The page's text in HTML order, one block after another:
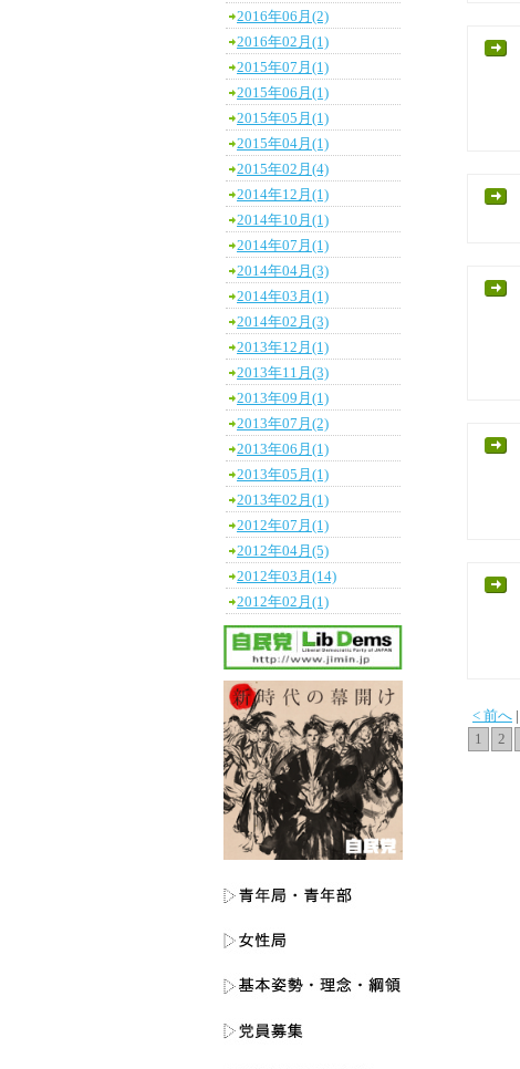
< 前へ
1
2
2016年06月(2)
2016年02月(1)
2015年07月(1)
2015年06月(1)
2015年05月(1)
2015年04月(1)
2015年02月(4)
2014年12月(1)
2014年10月(1)
2014年07月(1)
2014年04月(3)
2014年03月(1)
2014年02月(3)
2013年12月(1)
2013年11月(3)
2013年09月(1)
2013年07月(2)
2013年06月(1)
2013年05月(1)
2013年02月(1)
2012年07月(1)
2012年04月(5)
2012年03月(14)
2012年02月(1)